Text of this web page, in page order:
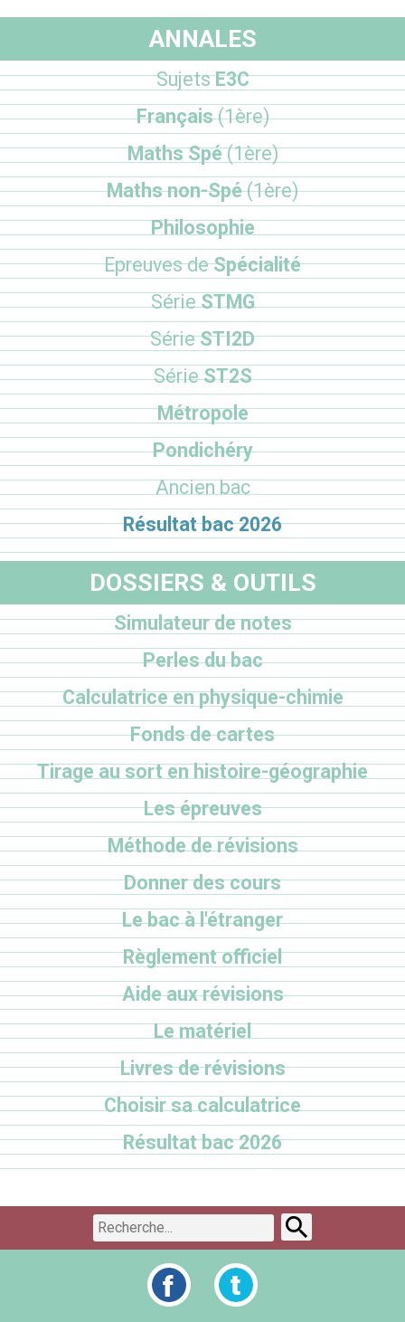
ANNALES
SujetsE3C
Français(1ère)
Maths Spé(1ère)
Maths non-Spé(1ère)
Philosophie
Epreuves deSpécialité
SérieSTMG
SérieSTI2D
SérieST2S
Métropole
Pondichéry
Ancien bac
Résultat bac 2026
DOSSIERS & OUTILS
Simulateur de notes
Perles du bac
Calculatrice en physique-chimie
Fonds de cartes
Tirage au sort en histoire-géographie
Les épreuves
Méthode de révisions
Donner des cours
Le bac à l'étranger
Règlement officiel
Aide aux révisions
Le matériel
Livres de révisions
Choisir sa calculatrice
Résultat bac 2026